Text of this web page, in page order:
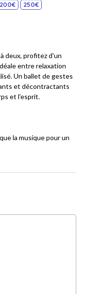
200€ 250€
deux, profitez d'un
entre relaxation
Un ballet de gestes
et décontractants
et l’esprit.
la musique pour un